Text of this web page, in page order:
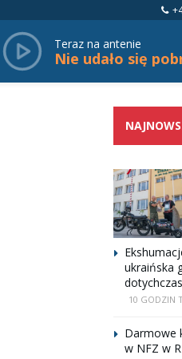
Teraz na antenie
ukraińska
10 GODZIN
Darmowe
w NFZ w